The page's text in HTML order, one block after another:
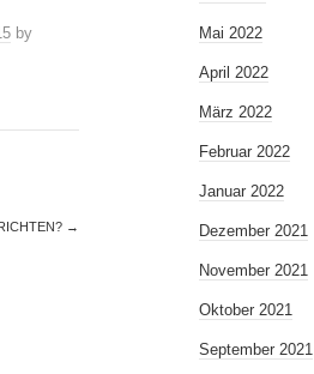
by
→
Mai 2022
April 2022
März 2022
Februar 2022
Januar 2022
Dezember 2021
November 2021
Oktober 2021
September 2021